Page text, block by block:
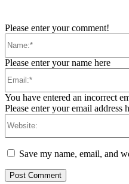
Please enter your comment!
Please enter your name here
You have entered an incorrect
Please enter your email address
Save my name, email, and